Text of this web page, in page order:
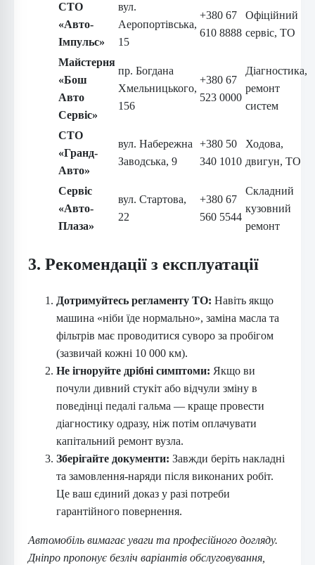
СТО
«Авто-
Імпульс»
вул.
Аеропортівська,
15
+380 67
610 8888
Офіційний
сервіс, ТО
Майстерня
«Бош
Авто
Сервіс»
пр. Богдана
Хмельницького,
156
+380 67
523 0000
Діагностика,
ремонт
систем
СТО
«Гранд-
Авто»
вул. Набережна
Заводська, 9
+380 50
340 1010
Ходова,
двигун, ТО
Сервіс
«Авто-
Плаза»
вул. Стартова,
22
+380 67
560 5544
Складний
кузовний
ремонт
3. Рекомендації з експлуатації
Дотримуйтесь регламенту ТО: Навіть якщо
машина «ніби їде нормально», заміна масла та
фільтрів має проводитися суворо за пробігом
(зазвичай кожні 10 000 км).
Не ігноруйте дрібні симптоми: Якщо ви
почули дивний стукіт або відчули зміну в
поведінці педалі гальма — краще провести
діагностику одразу, ніж потім оплачувати
капітальний ремонт вузла.
Зберігайте документи: Завжди беріть накладні
та замовлення-наряди після виконаних робіт.
Це ваш єдиний доказ у разі потреби
гарантійного повернення.
Автомобіль вимагає уваги та професійного догляду.
Дніпро пропонує безліч варіантів обслуговування,